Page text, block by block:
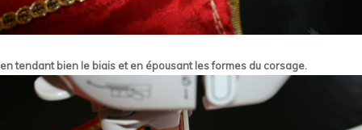
en tendant bien le biais et en épousant les formes du corsage.